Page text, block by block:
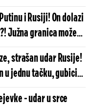
i Rusiji! On dolazi
Južna granica može
časa!
strašan udar Rusije!
jednu tačku, gubici
- udar u srce